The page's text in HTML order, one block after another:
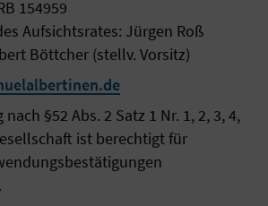
154959
Aufsichtsrates: Jürgen Roß
Böttcher (stellv. Vorsitz)
§52 Abs. 2 Satz 1 Nr. 1, 2, 3, 4,
ist berechtigt für